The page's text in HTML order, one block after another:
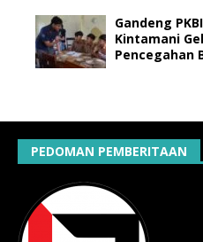
Gandeng
Kintamani
Pencegahan
PEDOMAN PEMBERITAAN